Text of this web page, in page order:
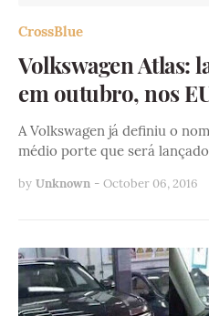
CrossBlue
Volkswagen Atlas:
em outubro, nos
A Volkswagen já definiu o
médio porte que será
by Unknown - October 06, 2016